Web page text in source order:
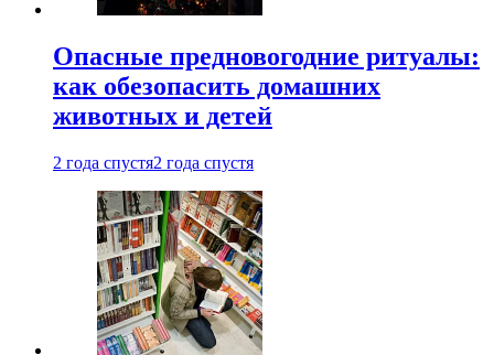
Опасные предновогодние ритуалы:
как обезопасить домашних
животных и детей
2 года спустя2 года спустя